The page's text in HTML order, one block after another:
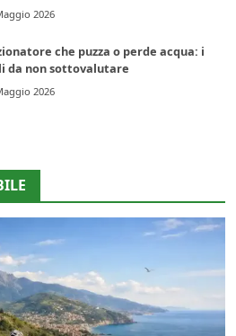
2026
che puzza o perde acqua: i
da non sottovalutare
2026